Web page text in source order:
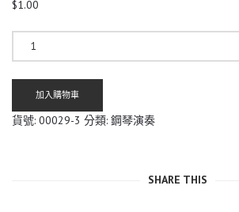
$1.00
前
加入購物車
貨號: 00029-3 分類: 鋼琴演奏
SHARE THIS